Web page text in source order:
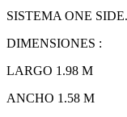
SISTEMA ONE
DIMENSIONES :
LARGO 1.98 M
ANCHO 1.58 M